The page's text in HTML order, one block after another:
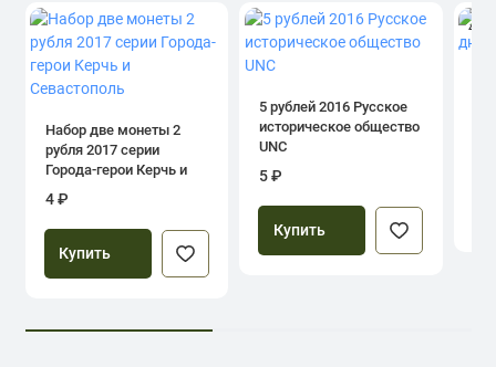
Набор две монеты 2
рубля 2017 серии
Города-герои Керчь и
4 ₽
Купить
5 рублей 2016 Русское
историческое общество
UNC
5 ₽
Купить
4.0